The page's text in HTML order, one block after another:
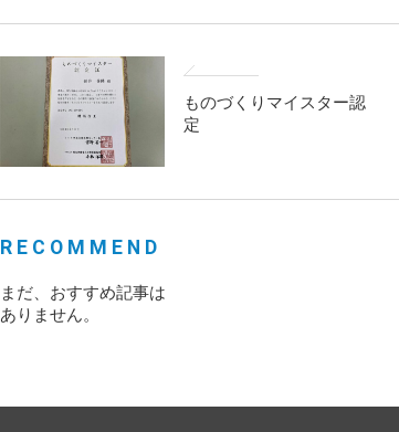
ものづくりマイスター認
定
RECOMMEND
まだ、おすすめ記事は
ありません。